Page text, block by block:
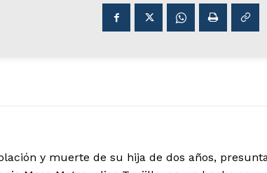
y muerte de su hija de dos años,